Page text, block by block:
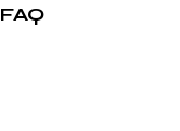
FAQ